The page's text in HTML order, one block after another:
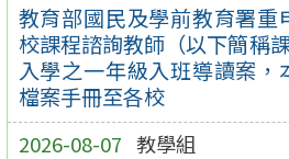
教育部國民及學前教育署重
校課程諮詢教師（以下簡稱
入學之一年級入班導讀案，
檔案手冊至各校
2026-08-07 教學組